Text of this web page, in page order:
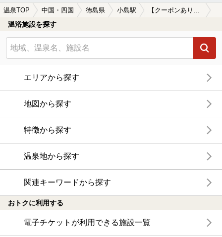
温泉TOP 中国・四国 徳島県 小島駅 【クーポンあり】女子旅・女子会におすすめの小島駅近くの温泉、日帰り温泉、スーパー銭湯おすすめ
温浴施設を探す
エリアから探す
地図から探す
特徴から探す
温泉地から探す
関連キーワードから探す
おトクに利用する
電子チケットが利用できる施設一覧